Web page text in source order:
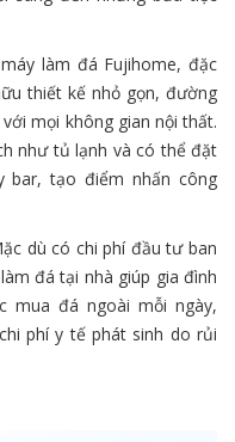
làm đá Fujihome, đặc
thiết kế nhỏ gọn, đường
mọi không gian nội thất.
như tủ lạnh và có thể đặt
bar, tạo điểm nhấn công
dù có chi phí đầu tư ban
đá tại nhà giúp gia đình
mua đá ngoài mỗi ngày,
phí y tế phát sinh do rủi